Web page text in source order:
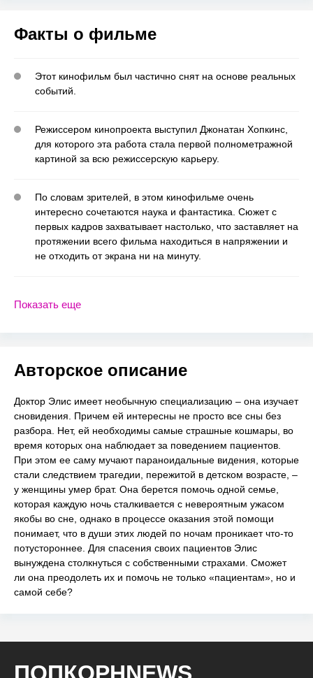
Факты о фильме
Этот кинофильм был частично снят на основе реальных
событий.
Режиссером кинопроекта выступил Джонатан Хопкинс,
для которого эта работа стала первой полнометражной
картиной за всю режиссерскую карьеру.
По словам зрителей, в этом кинофильме очень
интересно сочетаются наука и фантастика. Сюжет с
первых кадров захватывает настолько, что заставляет на
протяжении всего фильма находиться в напряжении и
не отходить от экрана ни на минуту.
Показать еще
Авторское описание
Доктор Элис имеет необычную специализацию – она изучает
сновидения. Причем ей интересны не просто все сны без
разбора. Нет, ей необходимы самые страшные кошмары, во
время которых она наблюдает за поведением пациентов.
При этом ее саму мучают параноидальные видения, которые
стали следствием трагедии, пережитой в детском возрасте, –
у женщины умер брат. Она берется помочь одной семье,
которая каждую ночь сталкивается с невероятным ужасом
якобы во сне, однако в процессе оказания этой помощи
понимает, что в души этих людей по ночам проникает что-то
потустороннее. Для спасения своих пациентов Элис
вынуждена столкнуться с собственными страхами. Сможет
ли она преодолеть их и помочь не только «пациентам», но и
самой себе?